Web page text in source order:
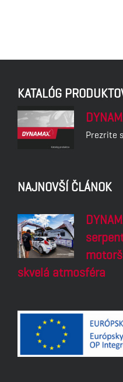
KATALÓG
Prezrite
NAJNOVŠÍ ČLÁNOK
skvelá atmosféra